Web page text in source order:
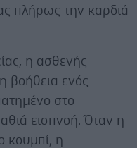
πλήρως την καρδιά
η ασθενής
βοήθεια ενός
στο
εισπνοή. Όταν η
κουμπί, η